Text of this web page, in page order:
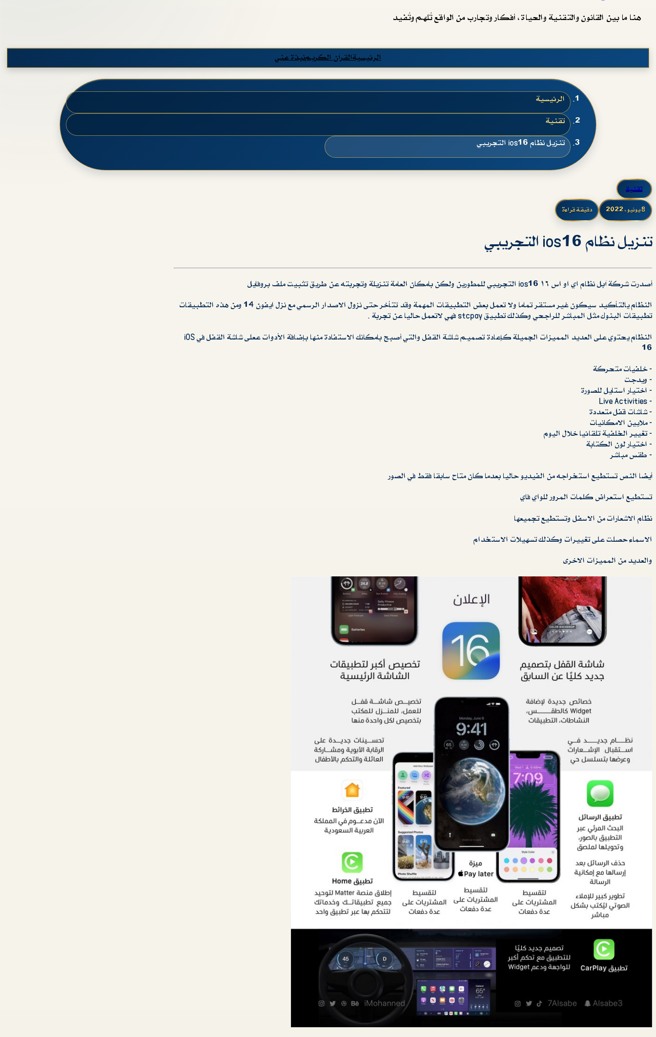
هنا ما بين القانون والتقنية والحياة، أفكار وتجارب من الواقع تُلهم وتُفيد
الرئيسيةالقرآن الكريمنبذة عني
الرئيسية
تقنية
تنزيل نظام ios16 التجريبي
تقنية
8 يونيو، 2022 دقيقة قراءة
تنزيل نظام ios16 التجريبي
أصدرت شركة آبل نظام اي او اس ١٦ ios16 التجريبي للمطورين ولكن بامكان العامة تنزيلة وتجربته عن طريق تثبيت ملف بروفايل
النظام يالتأكيد سيكون غير مستقر تماما ولا تعمل بعض التطبيقات المهمة وقد تتأخر حتى نزول الاصدار الرسمي مع نزل ايفون 14 ومن هذه التطبيقات
تطبيقات البنوك مثل المباشر للراجحي وكذلك تطبيق stcpay فهي لاتعمل حاليا عن تجربة .
النظام يحتوي على العديد المميزات الجميلة كإعادة تصميم شاشة القفل والتي أصبح بامكانك الاستفادة منها بإضافة الأدوات ععلى شاشة القفل في iOS
16
‏- خلفيات متحركة
‏- ويدجت
‏- اختيار استايل للصورة
‏- Live Activities
‏- شاشات قفل متعددة
‏- ملايين الامكانيات
‏- تغيير الخلفية تلقائيا خلال اليوم
‏- اختيار لون الكتابة
‏- طقس مباشر
أيضا النص تستطيع استخراجه من الفيديو حاليا بعدما كان متاح سابقا فقط في الصور
تستطيع استعراض كلمات المرور للواي فاي
نظام الاشعارات من الاسفل وتستطيع تجميعها
الاسماء حصلت على تغييرات وكذلك تسهيلات الاستخدام
والعديد من المميزات الاخرى